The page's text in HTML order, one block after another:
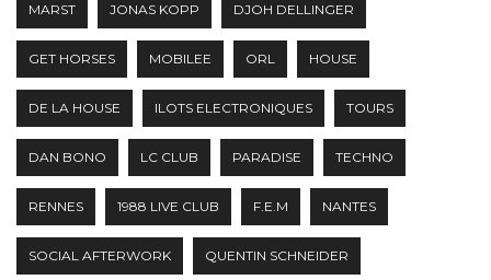
MARST JONAS KOPP DJOH DELLINGER
GET HORSES MOBILEE ORL HOUSE
DE LA HOUSE ILOTS ELECTRONIQUES TOURS
DAN BONO LC CLUB PARADISE TECHNO
RENNES 1988 LIVE CLUB F.E.M NANTES
SOCIAL AFTERWORK QUENTIN SCHNEIDER